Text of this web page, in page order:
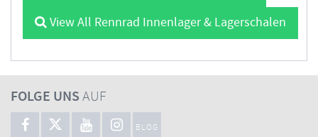
View All Rennrad Innenlager & Lagerschalen
FOLGE UNSAUF
BLOG